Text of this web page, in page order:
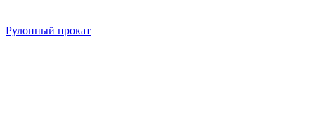
Рулонный прокат